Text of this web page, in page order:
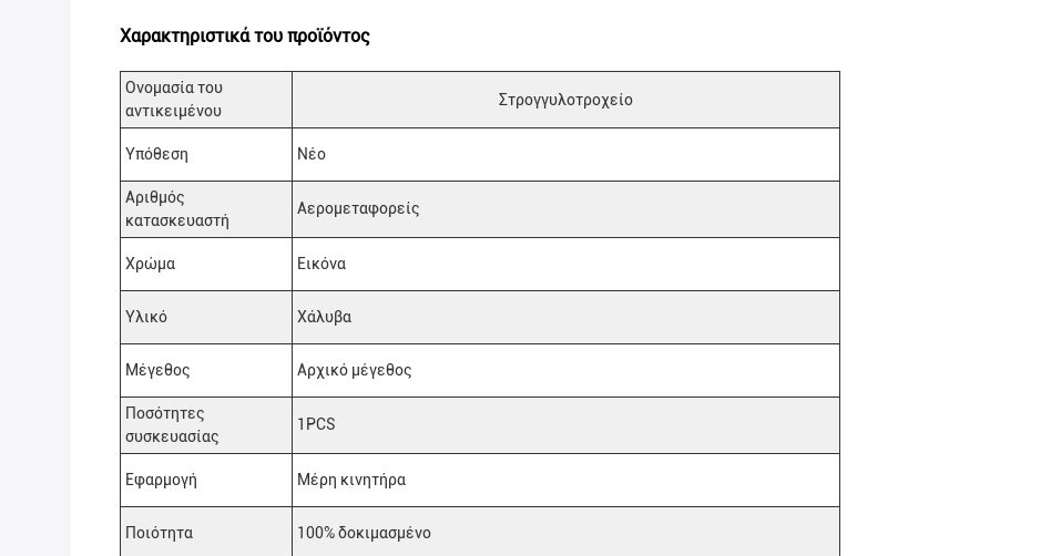
Χαρακτηριστικά του προϊόντος
Ονομασία του
αντικειμένου
Στρογγυλοτροχείο
Υπόθεση Νέο
Αριθμός
κατασκευαστή
Αερομεταφορείς
Χρώμα Εικόνα
Υλικό Χάλυβα
Μέγεθος Αρχικό μέγεθος
Ποσότητες
συσκευασίας
1PCS
Εφαρμογή Μέρη κινητήρα
Ποιότητα 100% δοκιμασμένο